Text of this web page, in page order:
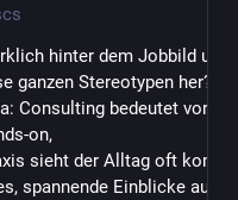
hinter dem Jobbild und
ganzen Stereotypen her?
Consulting bedeutet vor
on,
sieht der Alltag oft
spannende Einblicke aus